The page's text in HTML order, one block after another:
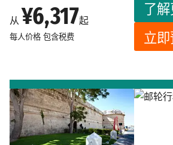
从 ¥6,317起
每人价格 包含税费
了
立